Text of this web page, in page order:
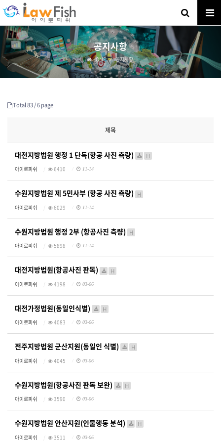
공지사항
HOME 공지사항
Total 83 /6 page
제목
대전지방법원 행정 1 단독(항공 사진 측량) H
아이로피쉬 6410 11-14
수원지방법원 제 5민사부 (항공 사진 측량) H
아이로피쉬 6029 11-14
수원지방법원 행정 2부 (항공사진 측량) H
아이로피쉬 5898 11-14
대전지방법원(항공사진 판독) H
아이로피쉬 4198 03-06
대전가정법원(동일인식별) H
아이로피쉬 4083 03-06
전주지방법원 군산지원(동일인 식별) H
아이로피쉬 4045 03-06
수원지방법원(항공사진 판독 보완) H
아이로피쉬 3590 03-06
수원지방법원 안산지원(인물행동 분석) H
아이로피쉬 3511 03-06